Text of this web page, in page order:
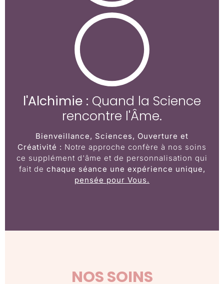
l'Alchimie : Quand la Science
rencontre l'Âme.
Bienveillance, Sciences, Ouverture et
Créativité : Notre approche confère à nos soins
ce supplément d'âme et de personnalisation qui
fait de chaque séance une expérience unique,
pensée pour Vous.
NOS SOINS